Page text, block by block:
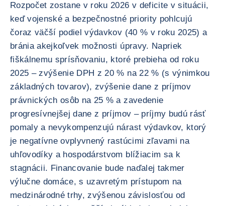
Rozpočet zostane v roku 2026 v deficite v situácii,
keď vojenské a bezpečnostné priority pohlcujú
čoraz väčší podiel výdavkov (40 % v roku 2025) a
bránia akejkoľvek možnosti úpravy. Napriek
fiškálnemu sprísňovaniu, ktoré prebieha od roku
2025 – zvýšenie DPH z 20 % na 22 % (s výnimkou
základných tovarov), zvýšenie dane z príjmov
právnických osôb na 25 % a zavedenie
progresívnejšej dane z príjmov – príjmy budú rásť
pomaly a nevykompenzujú nárast výdavkov, ktorý
je negatívne ovplyvnený rastúcimi zľavami na
uhľovodíky a hospodárstvom blížiacim sa k
stagnácii. Financovanie bude naďalej takmer
výlučne domáce, s uzavretým prístupom na
medzinárodné trhy, zvýšenou závislosťou od